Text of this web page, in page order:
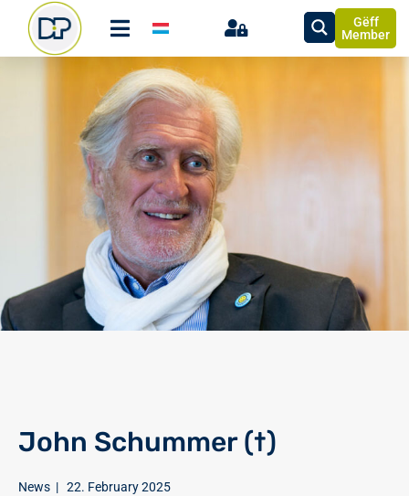
Gëff
Member
John Schummer (†)
News | 22. February 2025